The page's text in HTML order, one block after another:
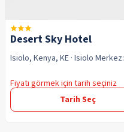
Desert Sky Hotel
Isiolo, Kenya, KE · Isiolo Merkez:
Fiyatı görmek için tarih seçiniz
Tarih Seç